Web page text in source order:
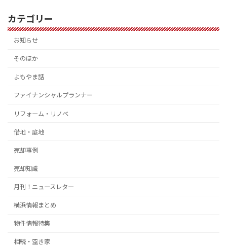
カテゴリー
お知らせ
そのほか
よもやま話
ファイナンシャルプランナー
リフォーム・リノベ
借地・底地
売却事例
売却知識
月刊！ニュースレター
横浜情報まとめ
物件情報特集
相続・空き家